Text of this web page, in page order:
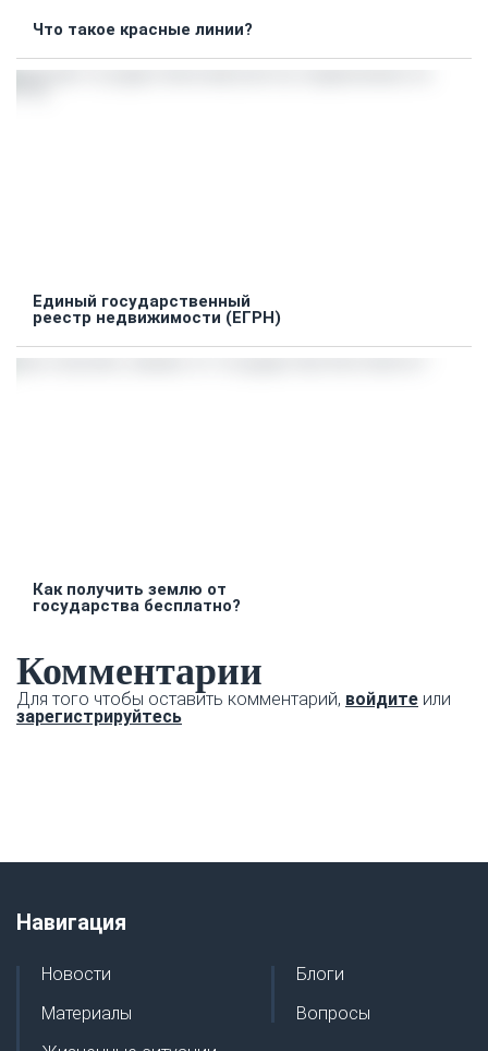
Что такое красные линии?
Единый государственный
реестр недвижимости (ЕГРН)
Как получить землю от
государства бесплатно?
Комментарии
Для того чтобы оставить комментарий, войдите или
зарегистрируйтесь
Навигация
Новости
Материалы
Блоги
Вопросы